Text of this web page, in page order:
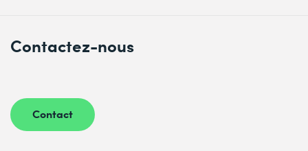
Contactez-nous
Contact